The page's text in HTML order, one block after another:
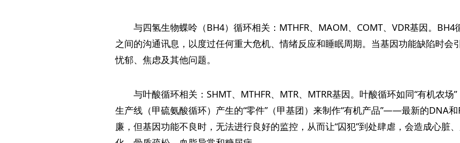
与四氢生物蝶呤（BH4）循环相关：MTHFR、MAOM、COMT、VDR基因。
之间的沟通讯息，以度过任何重大危机、情绪反应和睡眠周期。当基因功能缺陷时会
忧郁、焦虑及其他问题。
与叶酸循环相关：SHMT、MTHFR、MTR、MTRR基因。叶酸循环如同“有机农场
生产线（甲硫氨酸循环）产生的“零件”（甲基团）来制作“有机产品”——最新的DNA
廉，但基因功能不良时，无法进行良好的监控，从而让“囚犯”到处肆虐，会造成心脏